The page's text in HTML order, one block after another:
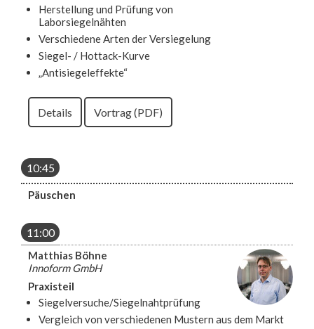
Herstellung und Prüfung von
Laborsiegelnähten
Verschiedene Arten der Versiegelung
Siegel- / Hottack-Kurve
„Antisiegeleffekte“
Details Vortrag (PDF)
10:45
Päuschen
11:00
Matthias Böhne
Innoform GmbH
Praxisteil
Siegelversuche/Siegelnahtprüfung
Vergleich von verschiedenen Mustern aus dem Markt